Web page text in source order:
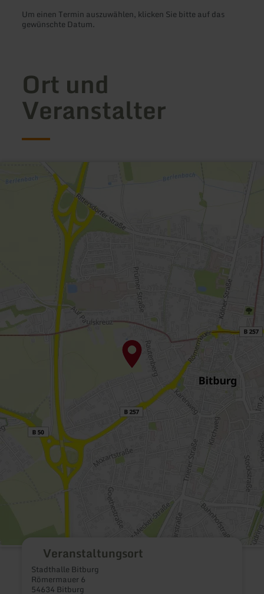
Um einen Termin auszuwählen, klicken Sie bitte auf das
gewünschte Datum.
Ort und
Veranstalter
Veranstaltungsort
Stadthalle Bitburg
Römermauer 6
54634 Bitburg